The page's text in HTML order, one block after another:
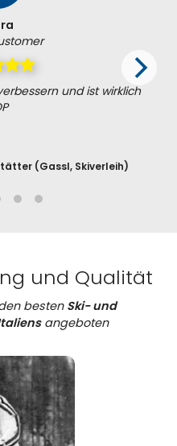
und ist wirklich
(Gassl, Skiverleih)
und Qualität
besten Ski- und
angeboten